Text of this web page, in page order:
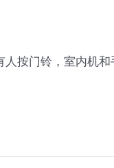
按门铃，室内机